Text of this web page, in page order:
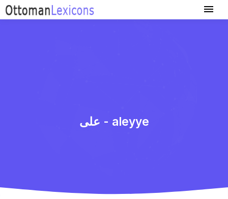
علی - aleyye